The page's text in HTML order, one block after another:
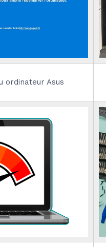
ordinateur Asus